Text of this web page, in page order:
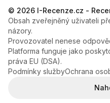
© 2026 I-Recenze.cz -
Obsah zveřejněný uživateli
názory.
Provozovatel nenese
Platforma funguje jako
práva EU (DSA).
Podmínky službyOchrana